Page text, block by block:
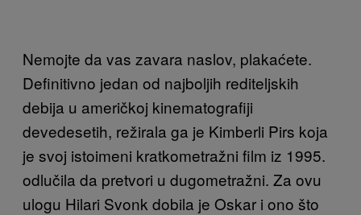
Nemojte da vas zavara naslov, plakaćete.
Definitivno jedan od najboljih rediteljskih
debija u američkoj kinematografiji
devedesetih, režirala ga je Kimberli Pirs koja
je svoj istoimeni kratkometražni film iz 1995.
odlučila da pretvori u dugometražni. Za ovu
ulogu Hilari Svonk dobila je Oskar i ono što